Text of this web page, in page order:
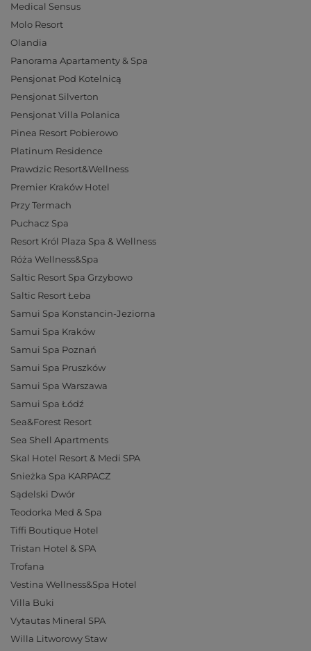
Medical Sensus
Molo Resort
Olandia
Panorama Apartamenty & Spa
Pensjonat Pod Kotelnicą
Pensjonat Silverton
Pensjonat Villa Polanica
Pinea Resort Pobierowo
Platinum Residence
Prawdzic Resort&Wellness
Premier Kraków Hotel
Przy Termach
Puchacz Spa
Resort Król Plaza Spa & Wellness
Róża Wellness&Spa
Saltic Resort Spa Grzybowo
Saltic Resort Łeba
Samui Spa Konstancin-Jeziorna
Samui Spa Kraków
Samui Spa Poznań
Samui Spa Pruszków
Samui Spa Warszawa
Samui Spa Łódź
Sea&Forest Resort
Sea Shell Apartments
Skal Hotel Resort & Medi SPA
Snieżka Spa KARPACZ
Sądelski Dwór
Teodorka Med & Spa
Tiffi Boutique Hotel
Tristan Hotel & SPA
Trofana
Vestina Wellness&Spa Hotel
Villa Buki
Vytautas Mineral SPA
Willa Litworowy Staw